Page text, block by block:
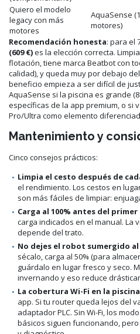
Quiero el modelo
legacy con más
motores
AquaSense
motores)
Recomendación honesta: para el
(609 €)es la elección correcta.
flotación, tiene marca Beatbot con
calidad), y queda muy por debajo
beneficio empieza a ser difícil de
AquaSense si la piscina es grande
específicas de la app premium, o si
Pro/Ultra como elemento
Mantenimiento y
Cinco consejos prácticos:
Limpia el cesto después de
el rendimiento. Los cestos en
son más fáciles de limpiar:
Carga al 100% antes del primer
carga indicados en el manual. La
depende del trato.
No dejes el robot sumergido
sécalo, carga al 50% (para
guárdalo en lugar fresco y seco.
invernando y eso reduce
La cobertura Wi-Fi en la
app. Si tu router queda lejos del
adaptador PLC. Sin Wi-Fi, los
básicos siguen funcionando,